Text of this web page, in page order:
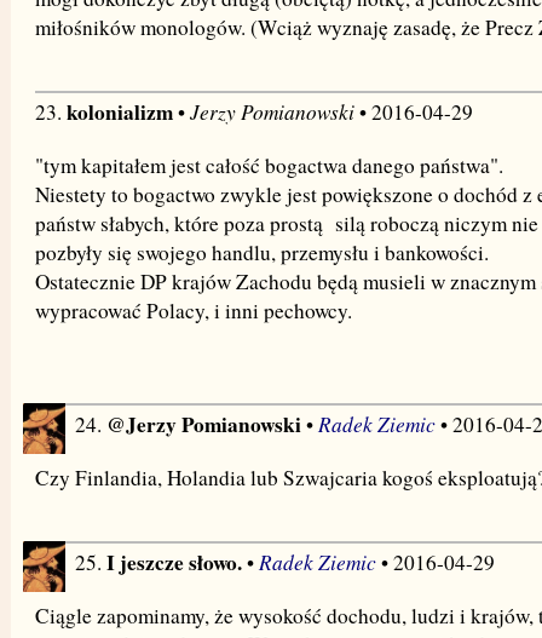
miłośników monologów. (Wciąż wyznaję zasadę, że
23. kolonializm•Jerzy Pomianowski• 2016-04-29
"tym kapitałem jest całość bogactwa danego państwa".
Niestety to bogactwo zwykle jest powiększone o dochód z
państw słabych, które poza prostą silą roboczą niczym
pozbyły się swojego handlu, przemysłu i bankowości.
Ostatecznie DP krajów Zachodu będą musieli w
wypracować Polacy, i inni pechowcy.
24. @Jerzy Pomianowski•Radek Ziemic• 2016-04-
Czy Finlandia, Holandia lub Szwajcaria kogoś
25. I jeszcze słowo.•Radek Ziemic• 2016-04-29
Ciągle zapominamy, że wysokość dochodu, ludzi i krajów,